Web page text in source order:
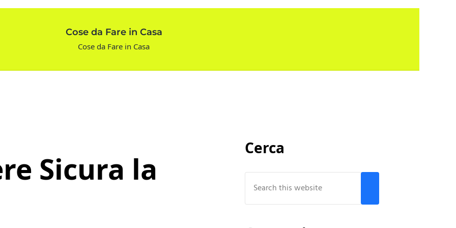
Cose da Fare in Casa
Cose da Fare in Casa
Sicura la
Cerca
Search this website